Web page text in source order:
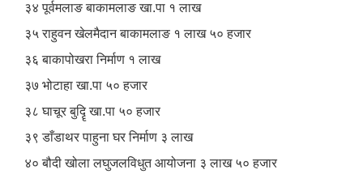
३४ पूर्वमलाङ बाकामलाङ खा.पा १ लाख
३५ राहुवन खेलमैदान बाकामलाङ १ लाख ५० हजार
३६ बाकापोखरा निर्माण १ लाख
३७ भोटाहा खा.पा ५० हजार
३८ घाचूर बुदिॄ खा.पा ५० हजार
३९ डाँडाथर पाहुना घर निर्माण ३ लाख
४० बौदी खोला लघुजलविधुत आयोजना ३ लाख ५० हजार